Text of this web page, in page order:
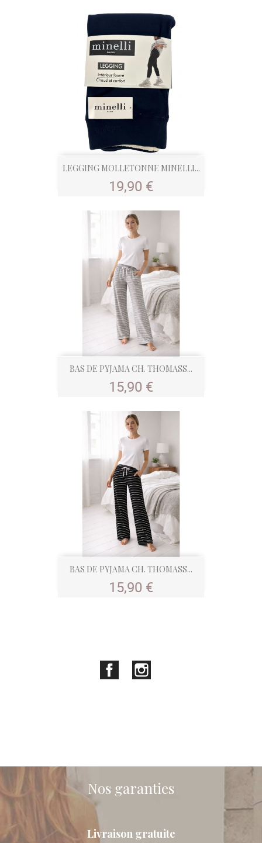
LEGGING MOLLETONNE MINELLI...
Prix
19,90 €
BAS DE PYJAMA CH. THOMASS...
Prix
15,90 €
BAS DE PYJAMA CH. THOMASS...
Prix
15,90 €
Facebook
Nos garanties
Livraison gratuite